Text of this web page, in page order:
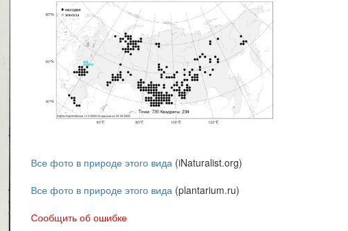
Все фото в природе этого вида (iNaturalist.org)
Все фото в природе этого вида (plantarium.ru)
Сообщить об ошибке